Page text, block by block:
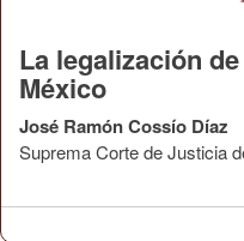
La legalización
México
José Ramón Cossío Díaz
Suprema Corte de Justicia